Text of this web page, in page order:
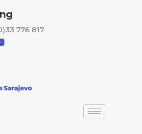
776 817